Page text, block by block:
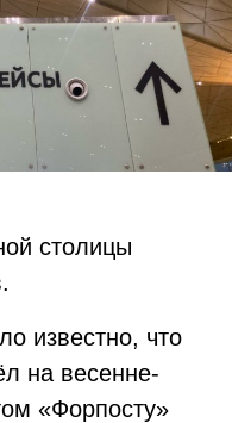
столицы
известно, что
на весенне-
«Форпосту»